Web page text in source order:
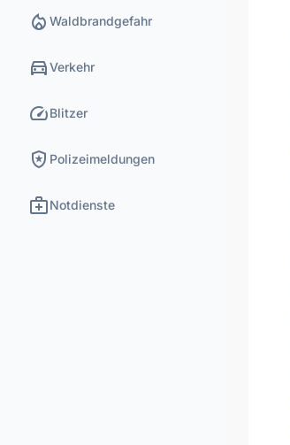
local_fire_department Waldbrandgefahr
directions_carVerkehr
speedBlitzer
local_police Polizeimeldungen
medical_servicesNotdienste